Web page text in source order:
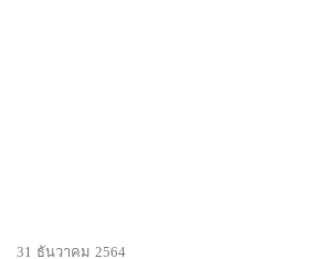
31 ธันวาคม 2564